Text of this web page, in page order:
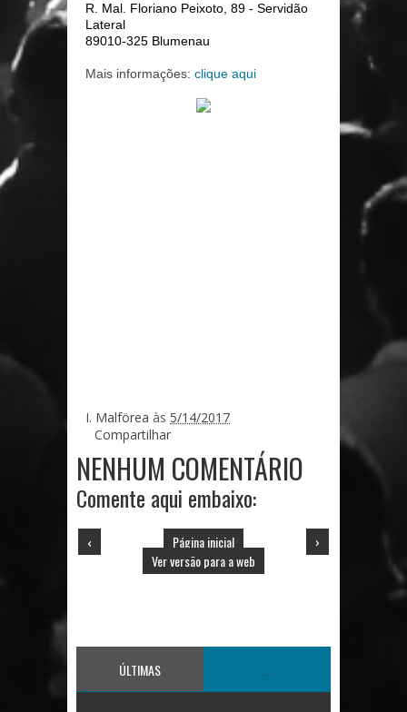
R. Mal. Floriano Peixoto, 89 - Servidão
Lateral
89010-325 Blumenau
Mais informações: clique aqui
I. Malförea às 5/14/2017
Compartilhar
NENHUM COMENTÁRIO
Comente aqui embaixo:
‹ ›
Página inicial
Ver versão para a web
ÚLTIMAS